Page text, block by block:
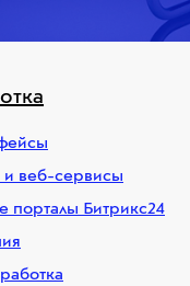
и веб-сервисы
порталы Битрикс24